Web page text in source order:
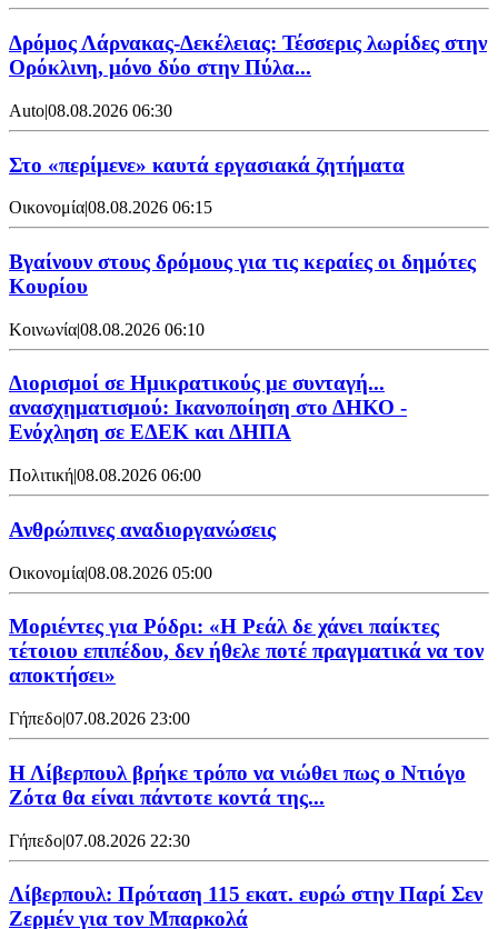
Δρόμος Λάρνακας-Δεκέλειας: Τέσσερις λωρίδες στην
Ορόκλινη, μόνο δύο στην Πύλα...
Auto|08.08.2026 06:30
Στο «περίμενε» καυτά εργασιακά ζητήματα
Οικονομία|08.08.2026 06:15
Βγαίνουν στους δρόμους για τις κεραίες οι δημότες
Κουρίου
Κοινωνία|08.08.2026 06:10
Διορισμοί σε Ημικρατικούς με συνταγή...
ανασχηματισμού: Ικανοποίηση στο ΔΗΚΟ -
Ενόχληση σε ΕΔΕΚ και ΔΗΠΑ
Πολιτική|08.08.2026 06:00
Ανθρώπινες αναδιοργανώσεις
Οικονομία|08.08.2026 05:00
Μοριέντες για Ρόδρι: «Η Ρεάλ δε χάνει παίκτες
τέτοιου επιπέδου, δεν ήθελε ποτέ πραγματικά να τον
αποκτήσει»
Γήπεδο|07.08.2026 23:00
Η Λίβερπουλ βρήκε τρόπο να νιώθει πως ο Ντιόγο
Ζότα θα είναι πάντοτε κοντά της...
Γήπεδο|07.08.2026 22:30
Λίβερπουλ: Πρόταση 115 εκατ. ευρώ στην Παρί Σεν
Ζερμέν για τον Μπαρκολά